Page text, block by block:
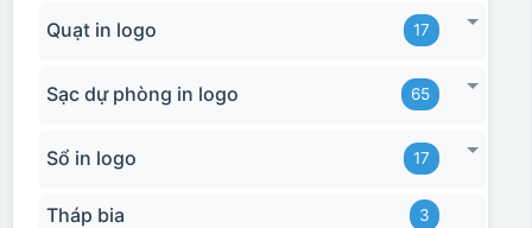
Quạt in logo 17
Sạc dự phòng in logo 65
Sổ in logo 17
Tháp bia 3